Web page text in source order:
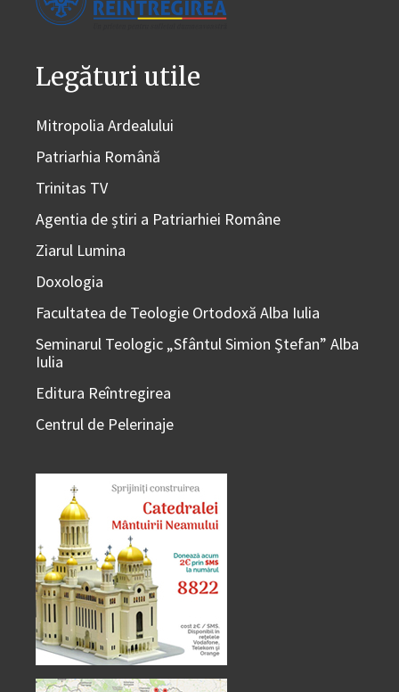
Legături utile
Mitropolia Ardealului
Patriarhia Română
Trinitas TV
Agentia de știri a Patriarhiei Române
Ziarul Lumina
Doxologia
Facultatea de Teologie Ortodoxă Alba Iulia
Seminarul Teologic „Sfântul Simion Ştefan” Alba
Iulia
Editura Reîntregirea
Centrul de Pelerinaje